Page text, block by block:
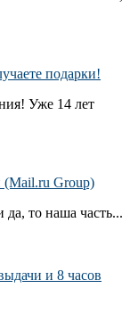
подарки!
Уже 14 лет
(Mail.ru Group)
то наша часть...
и 8 часов